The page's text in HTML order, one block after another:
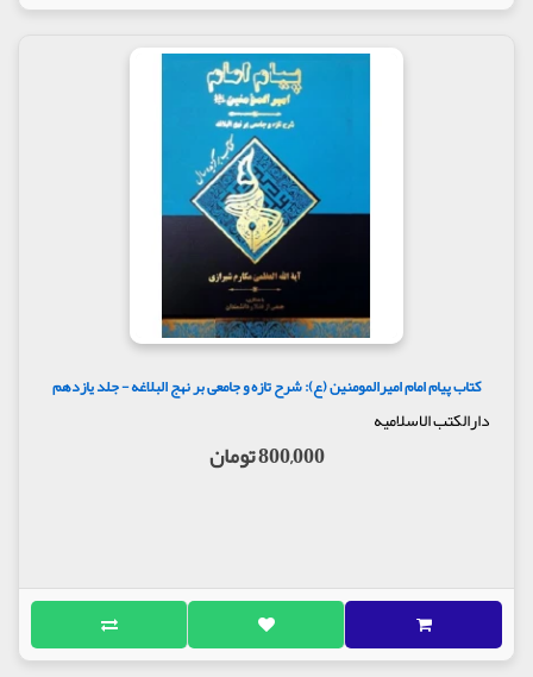
کتاب پیام امام امیرالمومنین (ع): شرح تازه و جامعی بر نهج البلاغه - جلد یازدهم
دارالکتب الاسلامیه
800,000 تومان